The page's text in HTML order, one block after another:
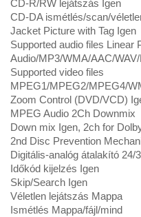
CD-R/RW lejátszás Igen
CD-DA ismétlés/scan/
Jacket Picture with Tag Igen
Supported audio files Linear
Audio/MP3/WMA/AAC/
Supported video files
MPEG1/MPEG2/MPEG4/
Zoom Control (DVD/VCD)
MPEG Audio 2Ch Downmix
Down mix Igen, 2ch for
2nd Disc Prevention
Digitális-analóg átalakító 24/
Időkód kijelzés Igen
Skip/Search Igen
Véletlen lejátszás Mappa
Ismétlés Mappa/fájl/mind